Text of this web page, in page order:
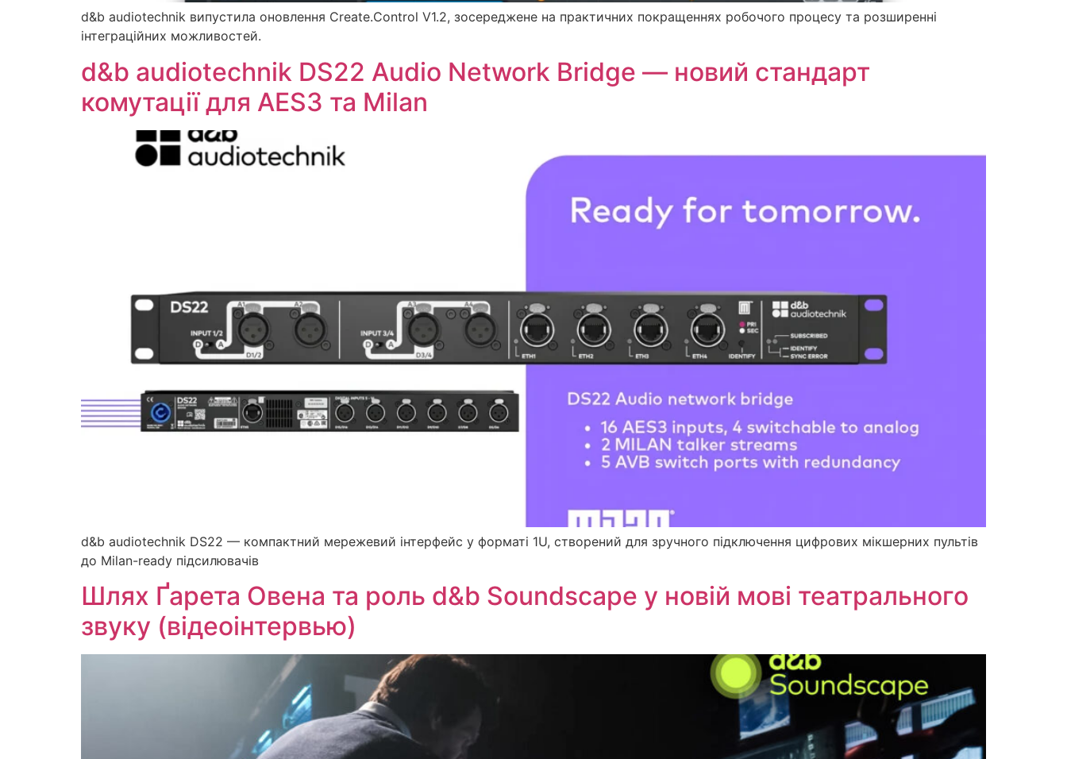
d&b audiotechnik випустила оновлення Create.Control V1.2, зосереджене на практичних покращеннях робочого процесу та розширенні
інтеграційних можливостей.
d&b audiotechnik DS22 Audio Network Bridge — новий стандарт
комутації для AES3 та Milan
d&b audiotechnik DS22 — компактний мережевий інтерфейс у форматі 1U, створений для зручного підключення цифрових мікшерних пультів
до Milan-ready підсилювачів
Шлях Ґарета Овена та роль d&b Soundscape у новій мові театрального
звуку (відеоінтервью)